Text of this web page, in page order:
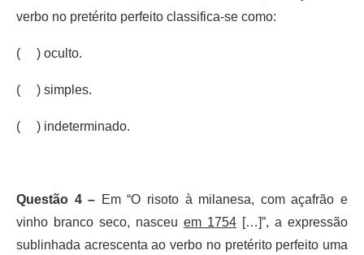
verbo no pretérito perfeito classifica-se como:
( ) oculto.
( ) simples.
( ) indeterminado.
Questão 4 – Em “O risoto à milanesa, com açafrão e
vinho branco seco, nasceu em 1754 […]”, a expressão
sublinhada acrescenta ao verbo no pretérito perfeito uma